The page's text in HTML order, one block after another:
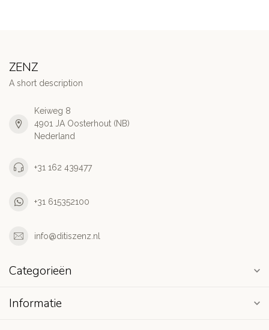
ZENZ
A short description
Keiweg 8
4901 JA Oosterhout (NB)
Nederland
+31 162 439477
+31 615352100
info@ditiszenz.nl
Categorieën
Informatie